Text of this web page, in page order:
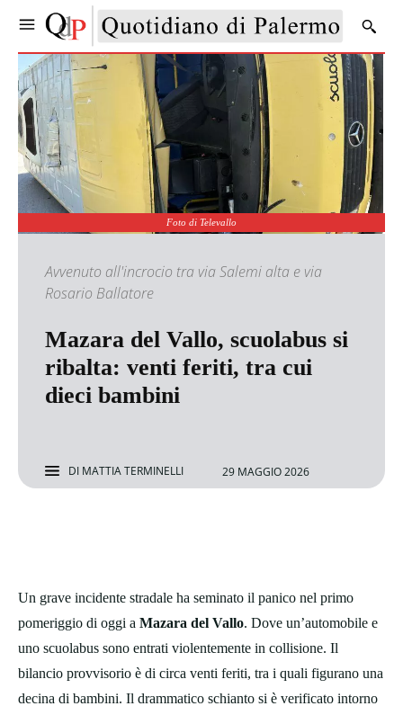
Foto di Televallo
Avvenuto all'incrocio tra via Salemi alta e via
Rosario Ballatore
Mazara del Vallo, scuolabus si
ribalta: venti feriti, tra cui
dieci bambini
DI MATTIA TERMINELLI 29 MAGGIO 2026
Un grave incidente stradale ha seminato il panico nel primo
pomeriggio di oggi a Mazara del Vallo. Dove un’automobile e
uno scuolabus sono entrati violentemente in collisione. Il
bilancio provvisorio è di circa venti feriti, tra i quali figurano una
decina di bambini. Il drammatico schianto si è verificato intorno